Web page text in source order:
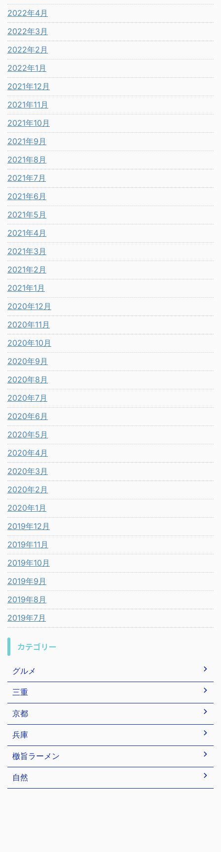
2022年4月
2022年3月
2022年2月
2022年1月
2021年12月
2021年11月
2021年10月
2021年9月
2021年8月
2021年7月
2021年6月
2021年5月
2021年4月
2021年3月
2021年2月
2021年1月
2020年12月
2020年11月
2020年10月
2020年9月
2020年8月
2020年7月
2020年6月
2020年5月
2020年4月
2020年3月
2020年2月
2020年1月
2019年12月
2019年11月
2019年10月
2019年9月
2019年8月
2019年7月
カテゴリー
グルメ
三重
京都
兵庫
檄旨ラーメン
自然